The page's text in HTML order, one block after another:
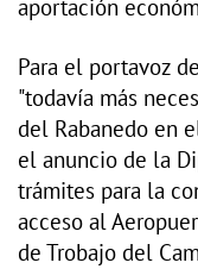
aportación
Para el portavoz
"todavía más
del Rabanedo en
el anuncio de la
trámites para la
acceso al
de Trobajo del